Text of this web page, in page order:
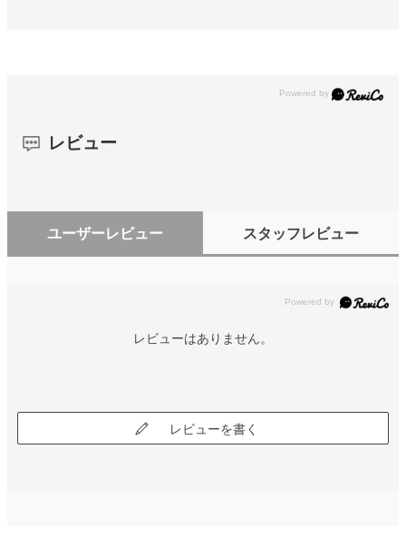
レビュー
ユーザーレビュー スタッフレビュー
レビューはありません。
レビューを書く